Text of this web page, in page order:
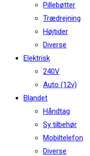
Pillebøtter
Trædrejning
Højtider
Diverse
Elektrisk
240V
Auto (12v)
Blandet
Håndtag
Sy tilbehør
Mobiltelefon
Diverse